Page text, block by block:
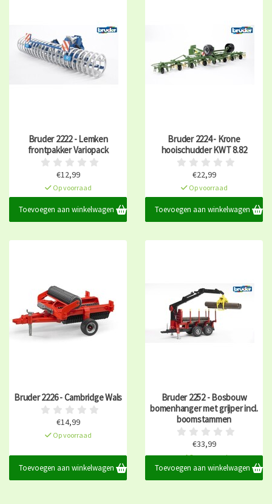
Bruder 2222 - Lemken
frontpakker Variopack
€12,99
Op voorraad
Toevoegen aan winkelwagen
Bruder 2224 - Krone
hooischudder KWT 8.82
€22,99
Op voorraad
Toevoegen aan winkelwagen
Bruder 2226 - Cambridge Wals
€14,99
Op voorraad
Toevoegen aan winkelwagen
Bruder 2252 - Bosbouw
bomenhanger met grijper incl.
boomstammen
€33,99
Op voorraad
Toevoegen aan winkelwagen